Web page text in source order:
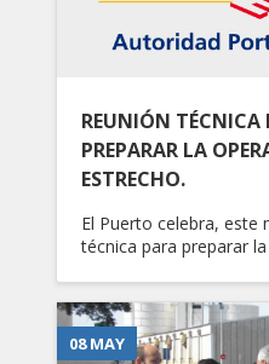
REUNIÓN TÉCNICA
PREPARAR LA
ESTRECHO.
El Puerto celebra, este
técnica para preparar
08 MAY